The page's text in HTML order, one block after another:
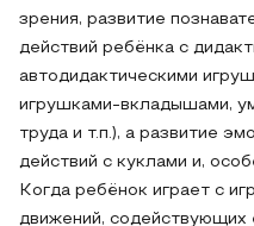
зрения, развитие
действий ребёнка с
автодидактическими
игрушками-вкладышами,
труда и т.п.), а развитие
действий с куклами и,
Когда ребёнок играет с
движений, содействующих